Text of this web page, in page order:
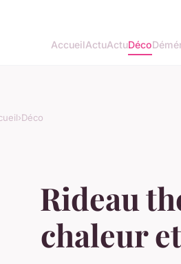
AccueilActuActuDéco
›Déco
Rideau
chaleur